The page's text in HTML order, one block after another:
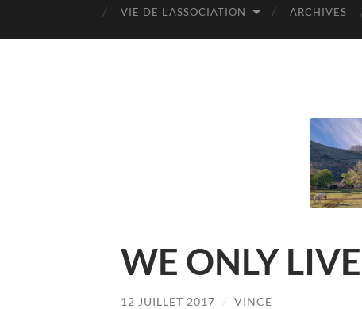
VIE DE L’ASSOCIATION ARCHIVES
WE ONLY
12 JUILLET 2017 / VINCE